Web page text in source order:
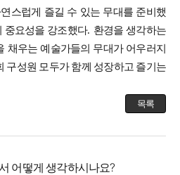
스럽게 즐길 수 있는 무대를 준비했
중요성을 강조했다. 환경을 생각하는
채우는 예술가들의 무대가 어우러지
구성원 모두가 함께 성장하고 즐기는
목록
어떻게 생각하시나요?